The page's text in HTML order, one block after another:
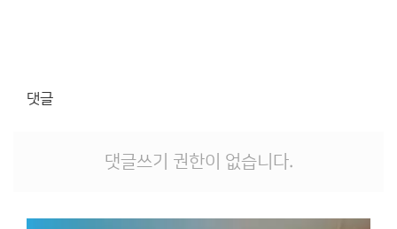
댓글
댓글쓰기 권한이 없습니다.